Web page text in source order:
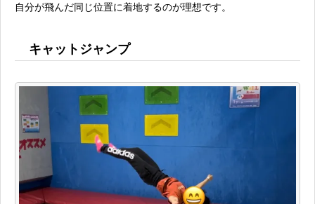
自分が飛んだ同じ位置に着地するのが理想です。
キャットジャンプ